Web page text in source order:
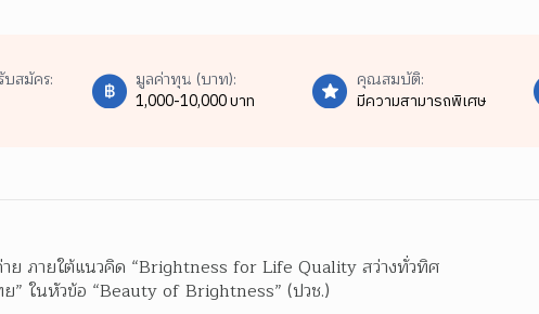
บสมัคร:
มูลค่าทุน (บาท):
1,000-10,000 บาท
คุณสมบัติ:
มีความสามารถพิเศษ
าย ภายใต้แนวคิด “Brightness for Life Quality สว่างทั่วทิศ
” ในหัวข้อ “Beauty of Brightness” (ปวช.)